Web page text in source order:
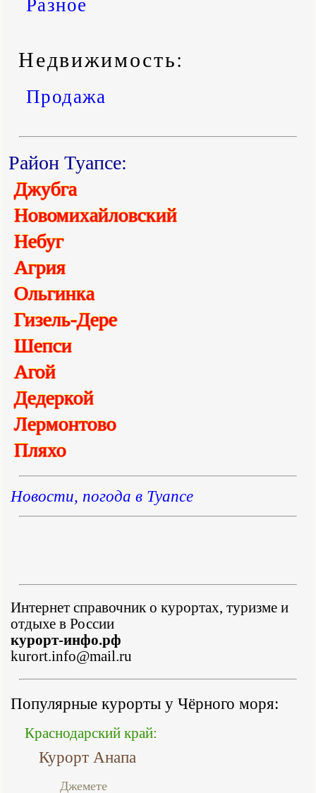
Недвижимость:
Продажа
Район Туапсе:
Джубга
Новомихайловский
Небуг
Агрия
Ольгинка
Гизель-Дере
Шепси
Агой
Дедеркой
Лермонтово
Пляхо
Новости, погода в Туапсе
Интернет справочник о курортах, туризме и
отдыхе в России
курорт-инфо.рф
kurort.info@mail.ru
Популярные курорты у Чёрного моря:
Краснодарский край:
Курорт Анапа
Джемете